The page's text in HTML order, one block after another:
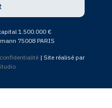
1.500.000 €
75008 PARIS
| Site réalisé par